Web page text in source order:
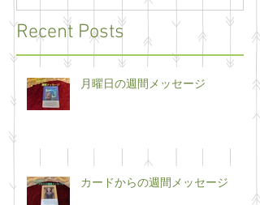
Recent Posts
月曜日の週間メッセージ
カードからの週間メッセージ